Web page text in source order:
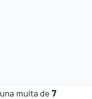
multa de 7